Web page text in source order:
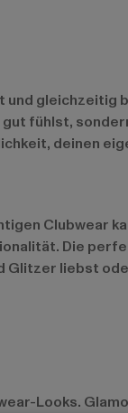
gleichzeitig
fühlst,
deinen
Clubwear
Die
Glitzer liebst
Looks.